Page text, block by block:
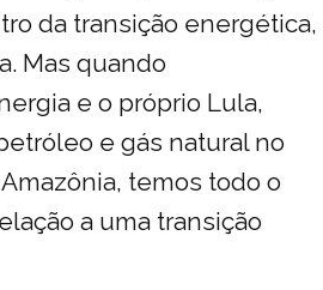
da transição energética,
Mas quando
e o próprio Lula,
e gás natural no
temos todo o
a uma transição